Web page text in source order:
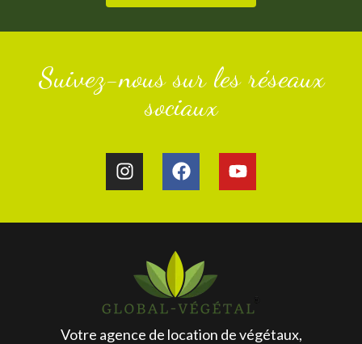
Suivez-nous sur les réseaux
sociaux
Votre agence de location de végétaux,